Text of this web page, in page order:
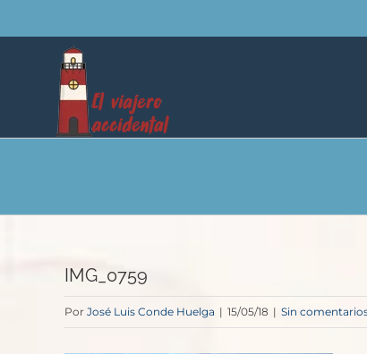
al
contenido
IMG_0759
Por José Luis Conde Huelga | 15/05/18 | Sin